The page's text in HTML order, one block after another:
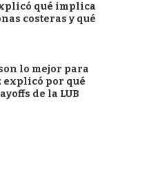
qué implica
costeras y qué
lo mejor para
explicó por qué
de la LUB